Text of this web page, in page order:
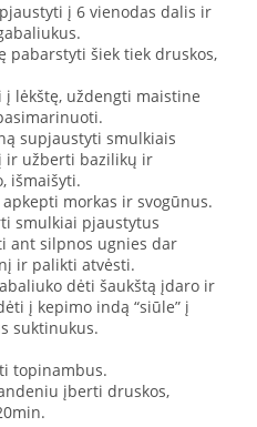
į 6 vienodas dalis ir
pabarstyti šiek tiek druskos,
lėkštę, uždengti maistine
supjaustyti smulkiais
ir užberti bazilikų ir
išmaišyti.
morkas ir svogūnus.
smulkiai pjaustytus
ant silpnos ugnies dar
ir palikti atvėsti.
dėti šaukštą įdaro ir
į kepimo indą “siūle” į
suktinukus.
topinambus.
įberti druskos,